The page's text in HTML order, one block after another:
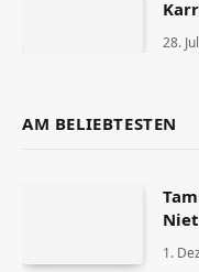
28.
AM BELIEBTESTEN
1.